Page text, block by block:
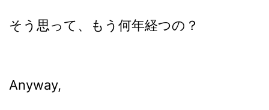
そう思って、もう何年経つの？
Anyway,